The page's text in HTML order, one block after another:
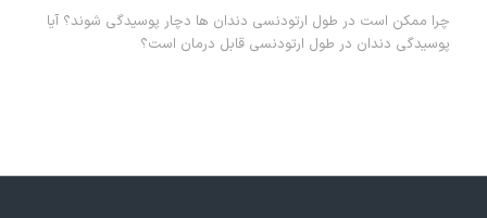
چرا ممکن است در طول ارتودنسی دندان ها دچار پوسیدگی شوند؟ آیا
پوسیدگی دندان در طول ارتودنسی قابل درمان است؟